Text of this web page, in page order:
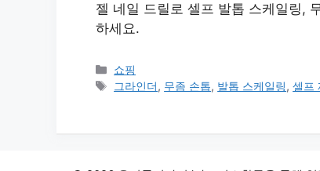
젤 네일 드릴로 셀프 발톱 스케일링,
하세요.
카
테
쇼핑
태
그라인더, 무좀 손톱, 발톱 스케일링,셀프